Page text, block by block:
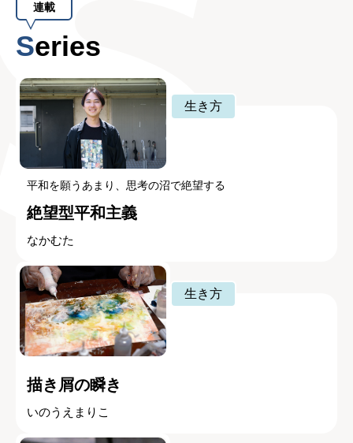
連載
Series
生き方
平和を願うあまり、思考の沼で絶望する
絶望型平和主義
なかむた
生き方
描き屑の瞬き
いのうえまりこ